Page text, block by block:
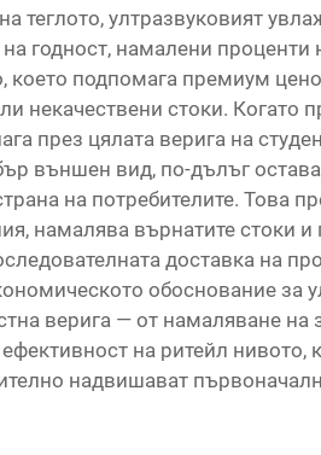
теглото, ултразвуковият
годност, намалени проценти
което подпомага премиум
некачествени стоки. Когато
през цялата верига на
външен вид, по-дълъг
на потребителите. Това
намалява върнатите стоки
доставка на
обоснование за
верига — от намаляване на
на ритейл нивото,
надвишават